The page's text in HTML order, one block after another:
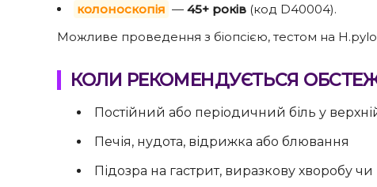
колоноскопія — 45+ років (код D40004).
Можливе проведення з біопсією, тестом на
КОЛИ РЕКОМЕНДУЄТЬСЯ
Постійний або періодичний біль у
Печія, нудота, відрижка або блювання
Підозра на гастрит, виразкову хворобу